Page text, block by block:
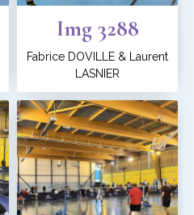
Img 3288
Fabrice DOVILLE & Laurent
LASNIER